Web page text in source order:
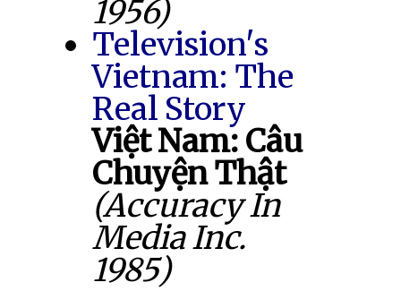
1956)
Television's
Vietnam: The
Real Story
Việt Nam: Câu
Chuyện Thật
(Accuracy In
Media Inc.
1985)